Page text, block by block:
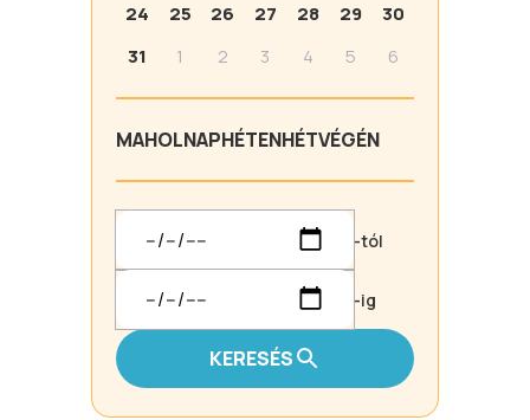
24
25 26 27 28 29
30
31
1 2 3 4 5 6
MAHOLNAPHÉTENHÉTVÉGÉN
-tól
-ig
KERESÉS